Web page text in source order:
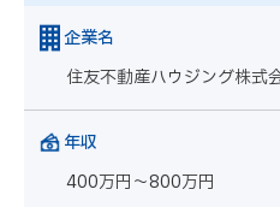
企業名
住友不動産ハウジング株式
年収
400万円～800万円